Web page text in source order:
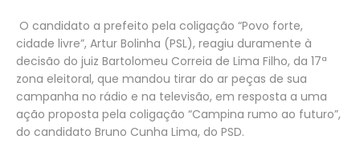
O candidato a prefeito pela coligação “Povo forte,
cidade livre”, Artur Bolinha (PSL), reagiu duramente à
decisão do juiz Bartolomeu Correia de Lima Filho, da 17ª
zona eleitoral, que mandou tirar do ar peças de sua
campanha no rádio e na televisão, em resposta a uma
ação proposta pela coligação “Campina rumo ao futuro”,
do candidato Bruno Cunha Lima, do PSD.